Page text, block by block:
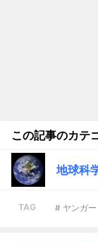
この記事のカテ
地球科
TAG # ヤンガ